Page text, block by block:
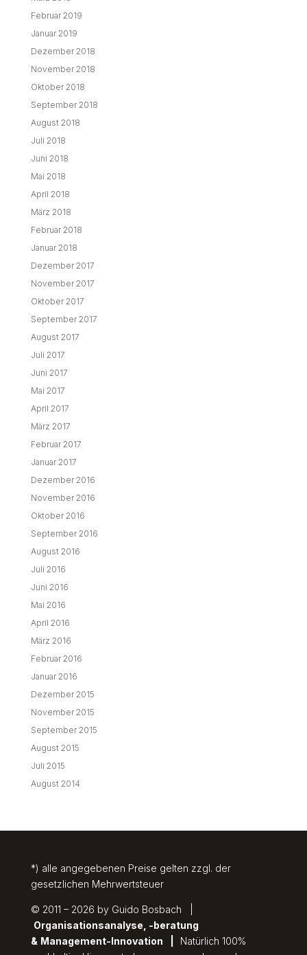
Februar 2019
Januar 2019
Dezember 2018
November 2018
Oktober 2018
September 2018
August 2018
Juli 2018
Juni 2018
Mai 2018
April 2018
März 2018
Februar 2018
Januar 2018
Dezember 2017
November 2017
Oktober 2017
September 2017
August 2017
Juli 2017
Juni 2017
Mai 2017
April 2017
März 2017
Februar 2017
Januar 2017
Dezember 2016
November 2016
Oktober 2016
September 2016
August 2016
Juli 2016
Juni 2016
Mai 2016
April 2016
März 2016
Februar 2016
Januar 2016
Dezember 2015
November 2015
September 2015
August 2015
Juli 2015
August 2014
*) alle angegebenen Preise gelten zzgl. der
gesetzlichen Mehrwertsteuer
© 2011 – 2026 by Guido Bosbach |
Organisationsanalyse, -beratung
& Management-Innovation
Natürlich 100%